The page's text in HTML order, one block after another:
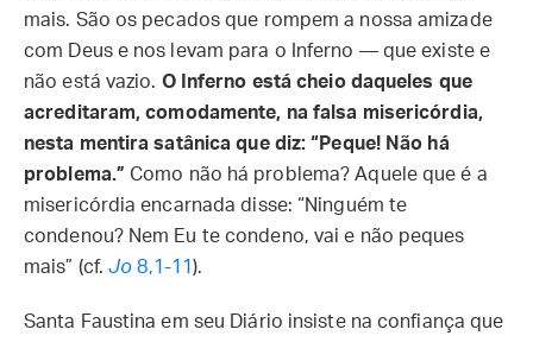
mais. São os pecados que rompem a nossa amizade
com Deus e nos levam para o Inferno — que existe e
não está vazio. O Inferno está cheio daqueles que
acreditaram, comodamente, na falsa misericórdia,
nesta mentira satânica que diz: “Peque! Não há
problema.” Como não há problema? Aquele que é a
misericórdia encarnada disse: “Ninguém te
condenou? Nem Eu te condeno, vai e não peques
mais” (cf.Jo 8,1-11).
Santa Faustina em seu Diário insiste na confiança que